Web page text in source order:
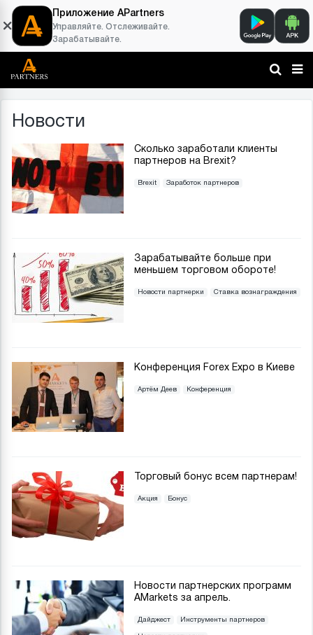
Приложение APartners
Управляйте. Отслеживайте.
Зарабатывайте.
Новости
Сколько заработали клиенты
партнеров на Brexit?
Brexit Заработок партнеров
Зарабатывайте больше при
меньшем торговом обороте!
Новости партнерки Ставка вознаграждения
Конференция Forex Expo в Киеве
Артём Деев Конференция
Торговый бонус всем партнерам!
Акция Бонус
Новости партнерских программ
AMarkets за апрель.
Дайджест Инструменты партнеров